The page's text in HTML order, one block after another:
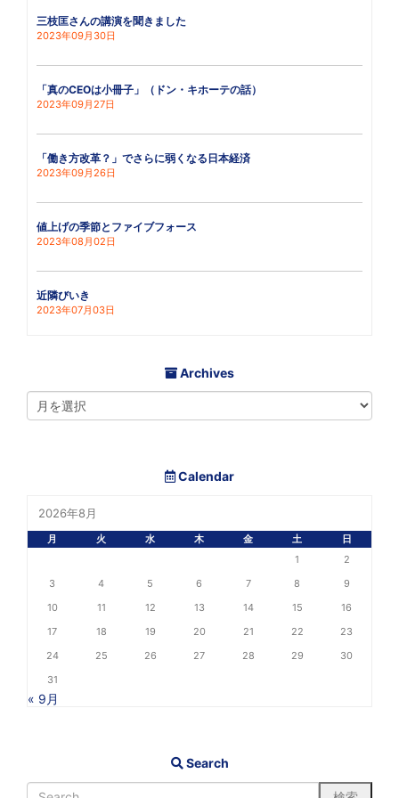
三枝匡さんの講演を聞きました
2023年09月30日
「真のCEOは小冊子」（ドン・キホーテの話）
2023年09月27日
「働き方改革？」でさらに弱くなる日本経済
2023年09月26日
値上げの季節とファイブフォース
2023年08月02日
近隣びいき
2023年07月03日
Archives
Calendar
2026年8月
月 火 水 木 金 土
日
1
2
3
4 5 6 7 8
9
10
11 12 13 14 15
16
17
18 19 20 21 22
23
24
25 26 27 28 29
30
31
« 9月
Search